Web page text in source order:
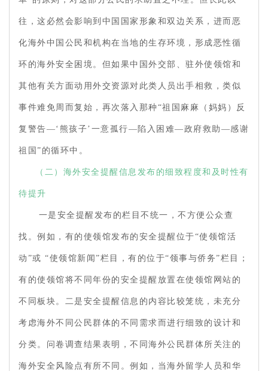
往，这必然会影响到中国国家形象和双边关系，进而恶
化海外中国公民和机构在当地的生存环境，形成恶性循
环的海外安全困境。但如果中国外交部、驻外使领馆和
其他有关方面动用外交资源对此类人员出手相救，类似
事件难免周而复始，再次落入那种“祖国麻麻（妈妈）反
复警告—‘熊孩子’一意孤行—陷入困难—政府救助—感谢
祖国”的循环中。
（二）海外安全提醒信息发布的细致程度和及时性有
待提升
一是安全提醒发布的栏目不统一，不方便公众查
找。例如，有的使领馆发布的安全提醒位于“使领馆活
动”或 “使领馆新闻”栏目，有的位于“领事与侨务”栏目；
有的使领馆将不同年份的安全提醒放置在使领馆网站的
不同板块。二是安全提醒信息的内容比较笼统，未充分
考虑海外不同公民群体的不同需求而进行细致的设计和
分类。问卷调查结果表明，不同海外公民群体所关注的
海外安全风险点有所不同。例如，当海外留学人员和华